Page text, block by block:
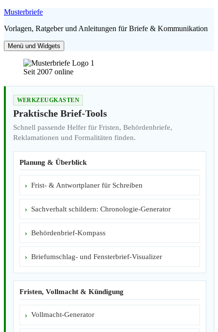
Zum
springen
Musterbriefe
Vorlagen, Ratgeber und Anleitungen für Briefe & Kommunikation
Menü und Widgets
Seit 2007 online
WERKZEUGKASTEN
Praktische Brief-Tools
Schnell passende Helfer für Fristen, Behördenbriefe,
Reklamationen und Formalitäten finden.
Planung & Überblick
Frist- & Antwortplaner für Schreiben
Sachverhalt schildern: Chronologie-Generator
Behördenbrief-Kompass
Briefumschlag- und Fensterbrief-Visualizer
Fristen, Vollmacht & Kündigung
Vollmacht-Generator